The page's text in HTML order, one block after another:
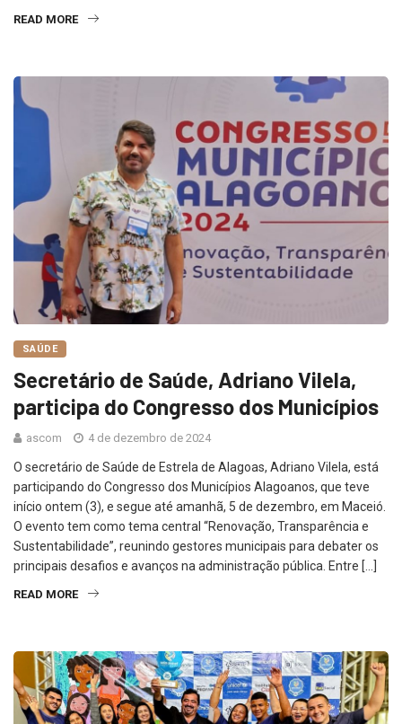
READ MORE
SAÚDE
Secretário de Saúde, Adriano Vilela,
participa do Congresso dos Municípios
ascom 4 de dezembro de 2024
O secretário de Saúde de Estrela de Alagoas, Adriano Vilela, está
participando do Congresso dos Municípios Alagoanos, que teve
início ontem (3), e segue até amanhã, 5 de dezembro, em Maceió.
O evento tem como tema central “Renovação, Transparência e
Sustentabilidade”, reunindo gestores municipais para debater os
principais desafios e avanços na administração pública. Entre […]
READ MORE